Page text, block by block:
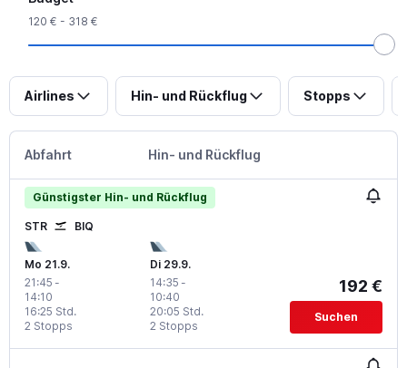
120 € - 318 €
Airlines Hin- und Rückflug Stopps
Abfahrt Hin- und Rückflug
Günstigster Hin- und Rückflug
STR BIQ
Mo 21.9.
21:45 -
14:10
2 Stopps
16:25 Std.
Di 29.9.
14:35 -
10:40
2 Stopps
20:05 Std.
192 €
Suchen